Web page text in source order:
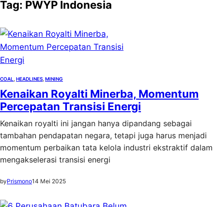
Tag: PWYP Indonesia
COAL HEADLINES MINING
Kenaikan Royalti Minerba, Momentum
Percepatan Transisi Energi
Kenaikan royalti ini jangan hanya dipandang sebagai
tambahan pendapatan negara, tetapi juga harus menjadi
momentum perbaikan tata kelola industri ekstraktif dalam
mengakselerasi transisi energi
byPrismono14 Mei 2025